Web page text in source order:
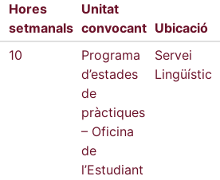
Hores
setmanals
Unitat
convocant Ubicació
10
Programa
d’estades
de
pràctiques
– Oficina
de
l’Estudiant
Servei
Lingüístic